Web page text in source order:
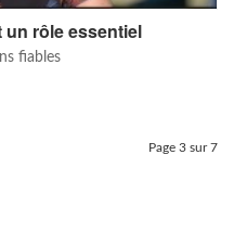
un rôle essentiel
fiables
Page 3 sur 7